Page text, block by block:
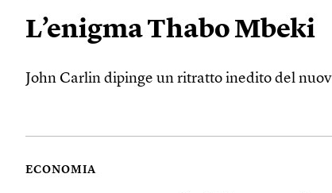
L’enigma Thabo Mbeki
John Carlin dipinge un ritratto inedito del
ECONOMIA